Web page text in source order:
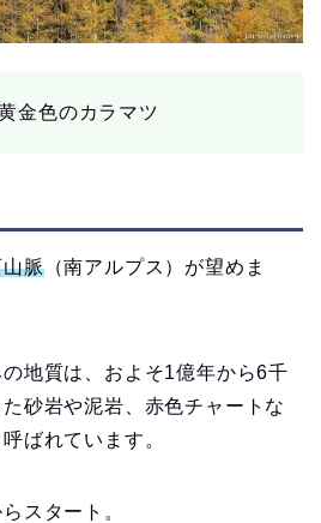
金色のカラマツ
脈（南アルプス）が望めま
地質は、およそ1億年から6千
砂岩や泥岩、赤色チャートな
ばれています。
スタート。